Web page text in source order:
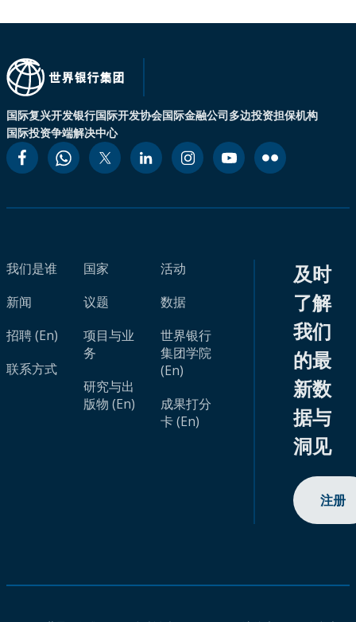
国际复兴开发银行国际开发协会国际金融公司多边投资担保机构
国际投资争端解决中心
我们是谁
新闻
招聘 (En)
联系方式
国家
议题
项目与业
务
研究与出
版物 (En)
活动
数据
世界银行
集团学院
(En)
成果打分
卡 (En)
及时
了解
我们
的最
新数
据与
洞见
注册